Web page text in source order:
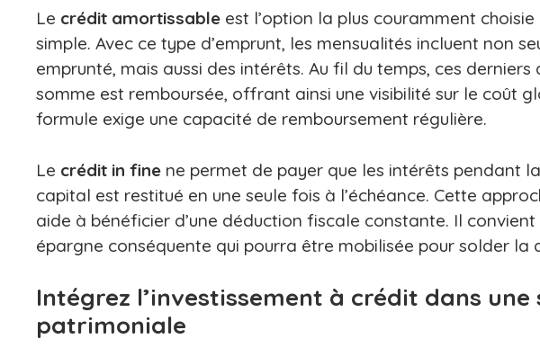
Le crédit amortissable est l’option la plus couramment
simple. Avec ce type d’emprunt, les mensualités incluent non
emprunté, mais aussi des intérêts. Au fil du temps, ces
somme est remboursée, offrant ainsi une visibilité sur le coût
formule exige une capacité de remboursement régulière.
Le crédit in fine ne permet de payer que les intérêts pendant
capital est restitué en une seule fois à l’échéance. Cette
aide à bénéficier d’une déduction fiscale constante. Il convient
épargne conséquente qui pourra être mobilisée pour solder la
Intégrez l’investissement à crédit dans
patrimoniale